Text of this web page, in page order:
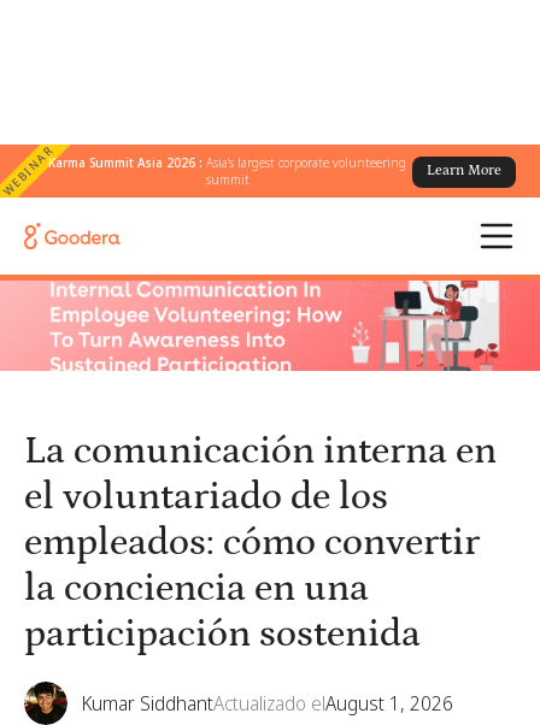
WEBINARKarma Summit Asia 2026 :Asia's largest corporate volunteering
summit
Learn More
← Todos los blogs
cómo convertir la conciencia en una participación sostenida
La comunicación interna en
el voluntariado de los
empleados: cómo convertir
la conciencia en una
participación sostenida
Kumar SiddhantActualizado elAugust 1, 2026